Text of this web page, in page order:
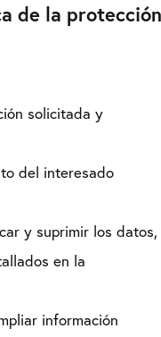
de la protección
solicitada y
del interesado
y suprimir los datos,
en la
información